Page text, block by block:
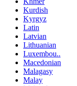
Kurdish
Kyrgyz
Latin
Latvian
Lithuanian
Luxembou..
Macedonian
Malagasy
Malay